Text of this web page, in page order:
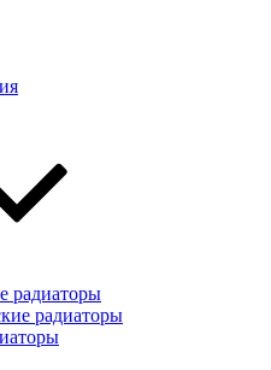
радиаторы
радиаторы